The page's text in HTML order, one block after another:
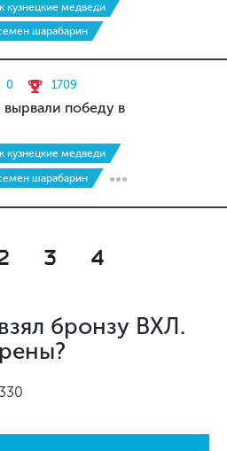
кузнецкие медведи
шарабарин
0 1709
победу в
кузнецкие медведи
шарабарин
3 4
бронзу ВХЛ.